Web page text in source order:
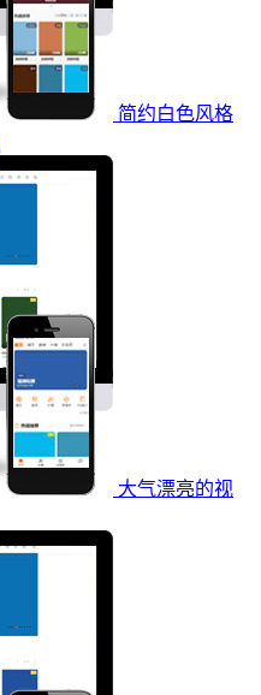
简约白色风格
大气漂亮的视